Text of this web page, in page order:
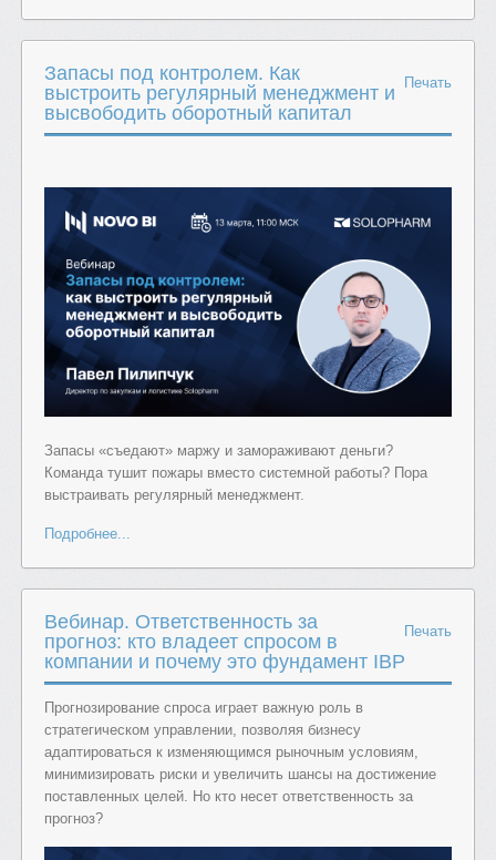
Печать
Запасы под контролем. Как
выстроить регулярный менеджмент и
высвободить оборотный капитал
Запасы «съедают» маржу и замораживают деньги?
Команда тушит пожары вместо системной работы? Пора
выстраивать регулярный менеджмент.
Подробнее...
Печать
Вебинар. Ответственность за
прогноз: кто владеет спросом в
компании и почему это фундамент IBP
Прогнозирование спроса играет важную роль в
стратегическом управлении, позволяя бизнесу
адаптироваться к изменяющимся рыночным условиям,
минимизировать риски и увеличить шансы на достижение
поставленных целей. Но кто несет ответственность за
прогноз?